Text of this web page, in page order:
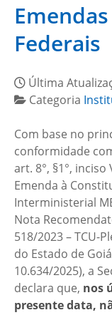
Federais
Última
Categoria
Com base no
conformidade
art. 8°, §1°, inciso
Emenda à
Interministerial
Nota
518/2023 – TCU-
do Estado de
10.634/2025), a
declara que, nos
presente data,